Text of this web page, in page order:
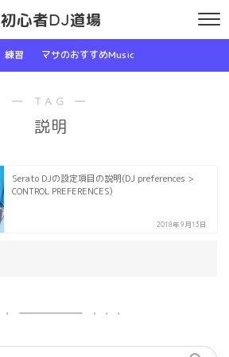
初心者DJ道場
練習 マサのおすすめMusic
― TAG ―
説明
Serato DJの設定項目の説明(DJ preferences >
CONTROL PREFERENCES)
2018年9月13日